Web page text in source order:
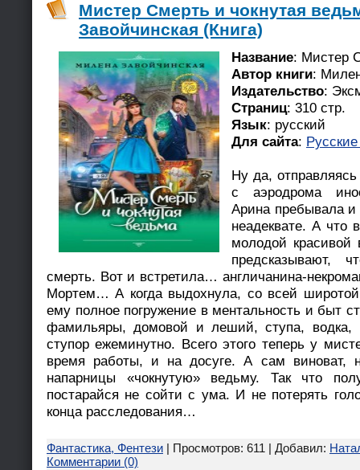
Мистер Смерть и чокнутая
Завойчинская (Книга)
Название: Мистер
Автор книги:
Издательство:
Страниц: 310 стр.
Язык: русский
Для сайта: Русские
Ну да,
с аэродрома
Арина пребывала и
неадеквате. А что
молодой красивой
предсказывают,
смерть. Вот и встретила… англичанина-
Мортем… А когда выдохнула, со всей
ему полное погружение в ментальность и быт
фамильяры, домовой и леший, ступа, водка,
ступор ежеминутно. Всего этого теперь у
время работы, и на досуге. А сам виноват,
напарницы «чокнутую» ведьму. Так что
постарайся не сойти с ума. И не потерять
конца расследования…
Фантастика, Фентези | Просмотров: 611 | Добавил:
Комментарии (0)